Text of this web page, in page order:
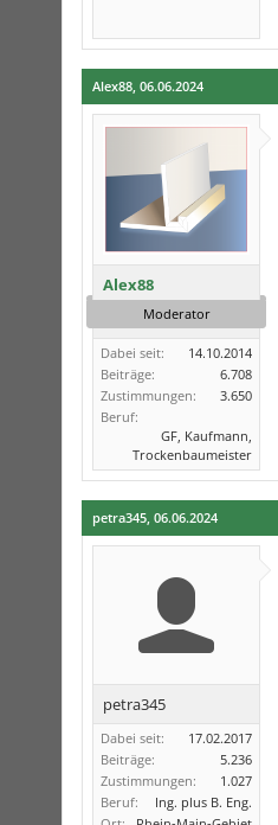
Alex88, 06.06.2024
Alex88
Moderator
Dabei seit:
14.10.2014
Beiträge:
6.708
Zustimmungen:
3.650
Beruf:
GF, Kaufmann,
Trockenbaumeister
petra345, 06.06.2024
petra345
Dabei seit:
17.02.2017
Beiträge:
5.236
Zustimmungen:
1.027
Beruf:
Ing. plus B. Eng.